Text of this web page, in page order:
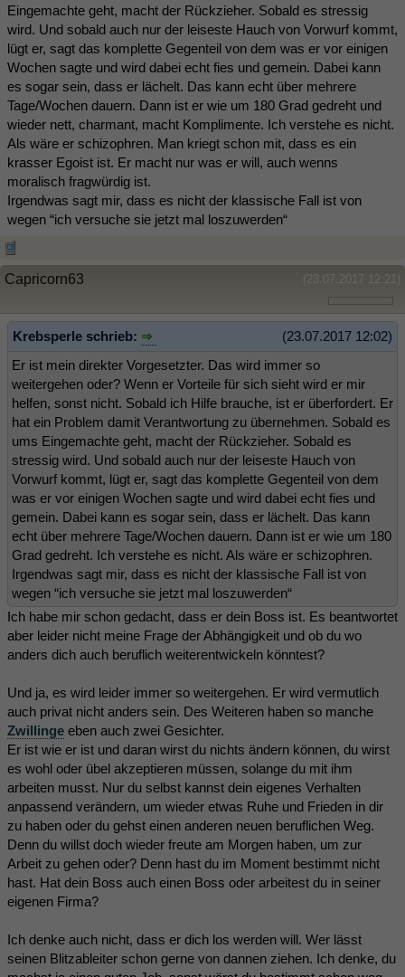
Eingemachte geht, macht der Rückzieher. Sobald es stressig
wird. Und sobald auch nur der leiseste Hauch von Vorwurf kommt,
lügt er, sagt das komplette Gegenteil von dem was er vor einigen
Wochen sagte und wird dabei echt fies und gemein. Dabei kann
es sogar sein, dass er lächelt. Das kann echt über mehrere
Tage/Wochen dauern. Dann ist er wie um 180 Grad gedreht und
wieder nett, charmant, macht Komplimente. Ich verstehe es nicht.
Als wäre er schizophren. Man kriegt schon mit, dass es ein
krasser Egoist ist. Er macht nur was er will, auch wenns
moralisch fragwürdig ist.
Irgendwas sagt mir, dass es nicht der klassische Fall ist von
wegen “ich versuche sie jetzt mal loszuwerden“
(23.07.2017 12:21)
Capricorn63
(23.07.2017 12:02)
Krebsperle schrieb:
Er ist mein direkter Vorgesetzter. Das wird immer so
weitergehen oder? Wenn er Vorteile für sich sieht wird er mir
helfen, sonst nicht. Sobald ich Hilfe brauche, ist er überfordert. Er
hat ein Problem damit Verantwortung zu übernehmen. Sobald es
ums Eingemachte geht, macht der Rückzieher. Sobald es
stressig wird. Und sobald auch nur der leiseste Hauch von
Vorwurf kommt, lügt er, sagt das komplette Gegenteil von dem
was er vor einigen Wochen sagte und wird dabei echt fies und
gemein. Dabei kann es sogar sein, dass er lächelt. Das kann
echt über mehrere Tage/Wochen dauern. Dann ist er wie um 180
Grad gedreht. Ich verstehe es nicht. Als wäre er schizophren.
Irgendwas sagt mir, dass es nicht der klassische Fall ist von
wegen “ich versuche sie jetzt mal loszuwerden“
Ich habe mir schon gedacht, dass er dein Boss ist. Es beantwortet
aber leider nicht meine Frage der Abhängigkeit und ob du wo
anders dich auch beruflich weiterentwickeln könntest?
Und ja, es wird leider immer so weitergehen. Er wird vermutlich
auch privat nicht anders sein. Des Weiteren haben so manche
Zwillinge eben auch zwei Gesichter.
Er ist wie er ist und daran wirst du nichts ändern können, du wirst
es wohl oder übel akzeptieren müssen, solange du mit ihm
arbeiten musst. Nur du selbst kannst dein eigenes Verhalten
anpassend verändern, um wieder etwas Ruhe und Frieden in dir
zu haben oder du gehst einen anderen neuen beruflichen Weg.
Denn du willst doch wieder freute am Morgen haben, um zur
Arbeit zu gehen oder? Denn hast du im Moment bestimmt nicht
hast. Hat dein Boss auch einen Boss oder arbeitest du in seiner
eigenen Firma?
Ich denke auch nicht, dass er dich los werden will. Wer lässt
seinen Blitzableiter schon gerne von dannen ziehen. Ich denke, du